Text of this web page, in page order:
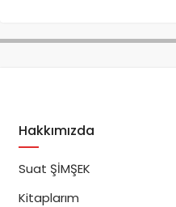
Hakkımızda
Suat ŞİMŞEK
Kitaplarım